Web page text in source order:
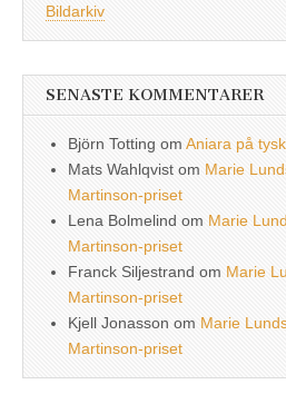
Bildarkiv
SENASTE KOMMENTARER
Björn Totting om Aniara på
Mats Wahlqvist om Marie
Martinson-priset
Lena Bolmelind om Marie
Martinson-priset
Franck Siljestrand om Marie
Martinson-priset
Kjell Jonasson om Marie
Martinson-priset